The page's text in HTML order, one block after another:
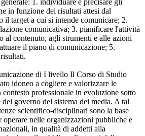
1. individuare e precisare gli
in funzione dei risultati attesi dal
il target a cui si intende comunicare; 2.
comunicativa; 3. pianificare l'attività
al contenuto, agli strumenti e alle azioni
il piano di comunicazione; 5.
di I livello Il Corso di Studio
idoneo a cogliere e valorizzare le
professionale in evoluzione sotto
governo del sistema dei media. A tal
scientifico-disciplinari sono la base
operare nelle organizzazioni pubbliche e
in qualità di addetti alla